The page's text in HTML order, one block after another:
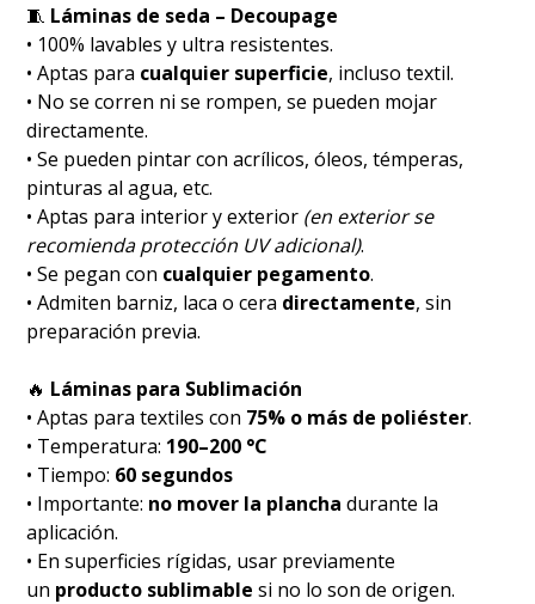
🧵 Láminas de seda – Decoupage
• 100% lavables y ultra resistentes.
• Aptas para cualquier superficie, incluso textil.
• No se corren ni se rompen, se pueden mojar
directamente.
• Se pueden pintar con acrílicos, óleos, témperas,
pinturas al agua, etc.
• Aptas para interior y exterior (en exterior se
recomienda protección UV adicional).
• Se pegan con cualquier pegamento.
• Admiten barniz, laca o cera directamente, sin
preparación previa.
🔥 Láminas para Sublimación
• Aptas para textiles con 75% o más de poliéster.
• Temperatura: 190–200 °C
• Tiempo: 60 segundos
• Importante: no mover la plancha durante la
aplicación.
• En superficies rígidas, usar previamente
un producto sublimable si no lo son de origen.